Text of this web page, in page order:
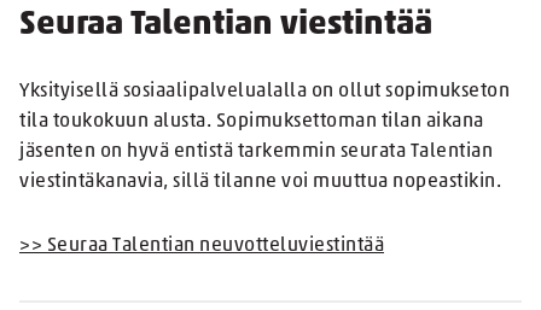
Seuraa Talentian viestintää
Yksityisellä sosiaalipalvelualalla on ollut sopimukseton
tila toukokuun alusta. Sopimuksettoman tilan aikana
jäsenten on hyvä entistä tarkemmin seurata Talentian
viestintäkanavia, sillä tilanne voi muuttua nopeastikin.
>> Seuraa Talentian neuvotteluviestintää